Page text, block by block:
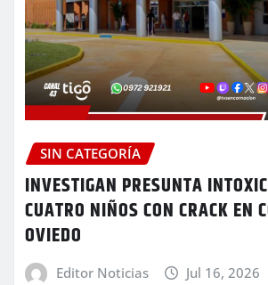
SIN CATEGORÍA
INVESTIGAN PRESUNTA
CUATRO NIÑOS CON CRACK EN
OVIEDO
Editor Noticias Jul 16, 2026